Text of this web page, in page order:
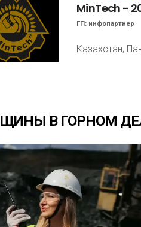
MinTech -
ГП: инфопартнер
Казахстан,
В ГОРНОМ